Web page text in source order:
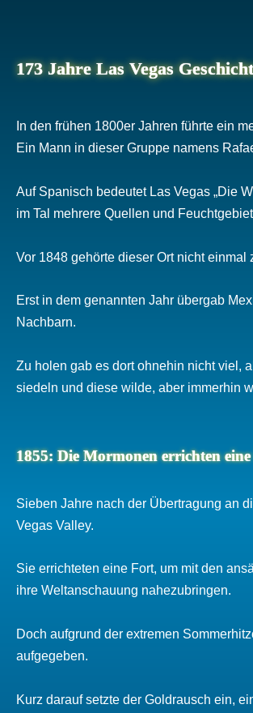
173 Jahre Las Vegas
In den frühen 1800er Jahren führte ein
Ein Mann in dieser Gruppe namens
Auf Spanisch bedeutet Las Vegas „Die
im Tal mehrere Quellen und
Vor 1848 gehörte dieser Ort nicht einmal
Erst in dem genannten Jahr übergab
Nachbarn.
Zu holen gab es dort ohnehin nicht viel,
siedeln und diese wilde, aber immerhin
1855: Die Mormonen errichten
Sieben Jahre nach der Übertragung an
Vegas Valley.
Sie errichteten eine Fort, um mit den
ihre Weltanschauung nahezubringen.
Doch aufgrund der extremen
aufgegeben.
Kurz darauf setzte der Goldrausch ein,